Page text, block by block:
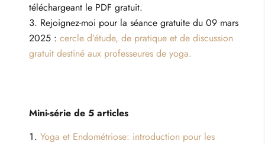
téléchargeant le PDF gratuit.
Rejoignez-moi pour la séance gratuite du 09 mars
2025 : cercle d’étude, de pratique et de discussion
gratuit destiné aux professeures de yoga.
Mini-série de 5 articles
Yoga et Endométriose: introduction pour les